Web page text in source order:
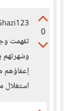
0
تفهمت
استغلال